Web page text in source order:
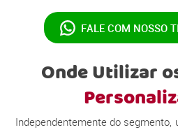
FALE COM NOSSO
Onde Utilizar
Independentemente do segmento,